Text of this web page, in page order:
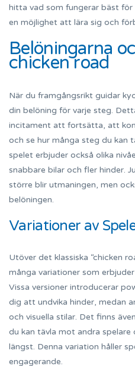
hitta vad som fungerar bäst för
en möjlighet att lära sig och
Belöningarna
chicken road
När du framgångsrikt guidar
din belöning för varje steg.
incitament att fortsätta, att
och se hur många steg du kan
spelet erbjuder också olika
snabbare bilar och fler hinder.
större blir utmaningen, men
belöningen.
Variationer av
Utöver det klassiska “chicken
många variationer som
Vissa versioner introducerar
dig att undvika hinder, medan
och visuella stilar. Det finns
du kan tävla mot andra spelare
längst. Denna variation håller
engagerande.